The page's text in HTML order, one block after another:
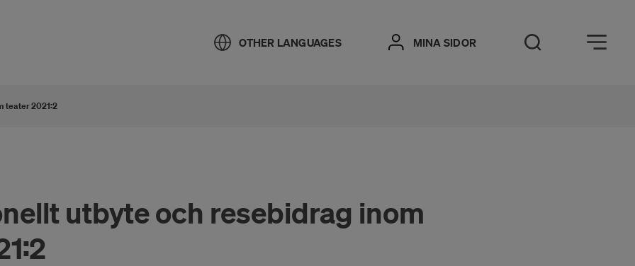
OTHER LANGUAGES MINA SIDOR Öppna sök
Öppna meny
teater 2021:2
utbyte och resebidrag inom